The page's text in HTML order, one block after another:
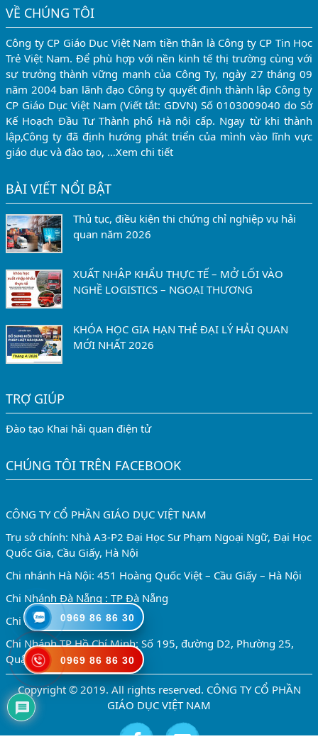
VỀ CHÚNG TÔI
Công ty CP Giáo Dục Việt Nam tiền thân là Công ty CP Tin Học
Trẻ Việt Nam. Để phù hợp với nền kinh tế thị trường cùng với
sự trưởng thành vững mạnh của Công Ty, ngày 27 tháng 09
năm 2004 ban lãnh đạo Công ty quyết định thành lập Công ty
CP Giáo Dục Việt Nam (Viết tắt: GDVN) Số 0103009040 do Sở
Kế Hoạch Đầu Tư Thành phố Hà nội cấp. Ngay từ khi thành
lập,Công ty đã định hướng phát triển của mình vào lĩnh vực
giáo dục và đào tạo, …Xem chi tiết
BÀI VIẾT NỔI BẬT
Thủ tục, điều kiện thi chứng chỉ nghiệp vụ hải
quan năm 2026
XUẤT NHẬP KHẨU THỰC TẾ – MỞ LỐI VÀO
NGHỀ LOGISTICS – NGOẠI THƯƠNG
KHÓA HỌC GIA HẠN THẺ ĐẠI LÝ HẢI QUAN
MỚI NHẤT 2026
TRỢ GIÚP
Đào tạo Khai hải quan điện tử
CHÚNG TÔI TRÊN FACEBOOK
CÔNG TY CỔ PHẦN GIÁO DỤC VIỆT NAM
Trụ sở chính: Nhà A3-P2 Đại Học Sư Phạm Ngoại Ngữ, Đại Học
Quốc Gia, Cầu Giấy, Hà Nội
Chi nhánh Hà Nội: 451 Hoàng Quốc Việt – Cầu Giấy – Hà Nội
Chi Nhánh Đà Nẵng : TP Đà Nẵng
Chi nhánh Huế : TP Huế
Chi Nhánh TP Hồ Chí Minh: Số 195, đường D2, Phường 25,
Quận Bình Thạnh, TP.HCM
Copyright © 2019. All rights reserved. CÔNG TY CỔ PHẦN
GIÁO DỤC VIỆT NAM
0969 86 86 30
0969 86 86 30